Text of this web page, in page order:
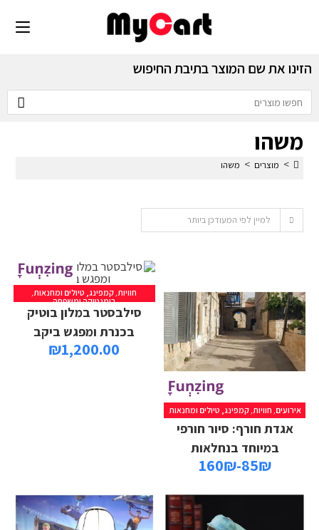
הזינו את שם המוצר בתיבת החיפוש
משהו
> מוצרים > משהו
למיין לפי המעודכן ביותר
אירועים, חוויות,קמפינג, טיולים ומחנאות
אגדת חורף: סיור חורפי
במיוחד בנחלאות
85₪-160₪
חוויות, קמפינג, טיולים ומחנאות,
רומנטיקה ומשפחה
סילבסטר במלון בוטיק
בכנרת ומפגש ביקב
₪1,200.00